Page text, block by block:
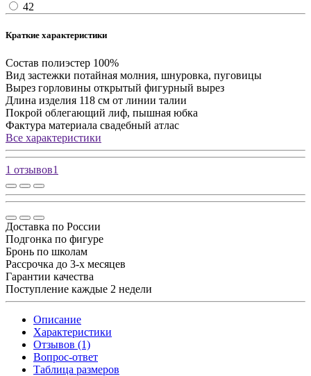
42
Краткие характеристики
Состав полиэстер 100%
Вид застежки потайная молния, шнуровка, пуговицы
Вырез горловины открытый фигурный вырез
Длина изделия 118 см от линии талии
Покрой облегающий лиф, пышная юбка
Фактура материала свадебный атлас
Все характеристики
1 отзывов1
Доставка по России
Подгонка по фигуре
Бронь по школам
Рассрочка до 3-х месяцев
Гарантии качества
Поступление каждые 2 недели
Описание
Характеристики
Отзывов (1)
Вопрос-ответ
Таблица размеров